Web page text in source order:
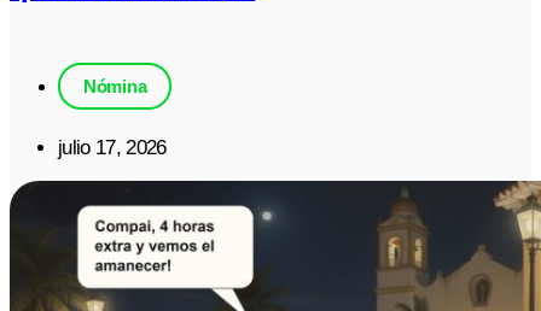
Nómina
julio 17, 2026